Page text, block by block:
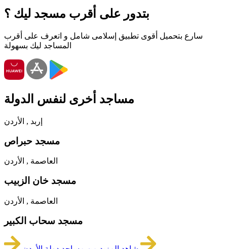
بتدور على أقرب مسجد ليك ؟
سارع بتحميل أقوى تطبيق إسلامى شامل و اتعرف على أقرب
المساجد ليك بسهولة
مساجد أخرى لنفس الدولة
إربد , الأردن
مسجد حبراص
العاصمة , الأردن
مسجد خان الزبيب
العاصمة , الأردن
مسجد سحاب الكبير